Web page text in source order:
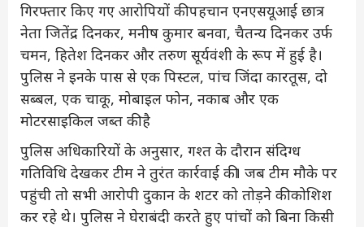
गिरफ्तार किए गए आरोपियों की पहचान एनएसयूआई छात्र
नेता जितेंद्र दिनकर, मनीष कुमार बनवा, चैतन्य दिनकर उर्फ
चमन, हितेश दिनकर और तरुण सूर्यवंशी के रूप में हुई है।
पुलिस ने इनके पास से एक पिस्टल, पांच जिंदा कारतूस, दो
सब्बल, एक चाकू, मोबाइल फोन, नकाब और एक
मोटरसाइकिल जब्त की है
पुलिस अधिकारियों के अनुसार, गश्त के दौरान संदिग्ध
गतिविधि देखकर टीम ने तुरंत कार्रवाई की। जब टीम मौके पर
पहुंची तो सभी आरोपी दुकान के शटर को तोड़ने की कोशिश
कर रहे थे। पुलिस ने घेराबंदी करते हुए पांचों को बिना किसी